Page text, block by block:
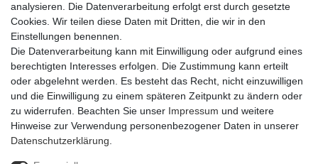
analysieren. Die Datenverarbeitung erfolgt erst durch gesetzte
Cookies. Wir teilen diese Daten mit Dritten, die wir in den
Einstellungen benennen.
Die Datenverarbeitung kann mit Einwilligung oder aufgrund eines
berechtigten Interesses erfolgen. Die Zustimmung kann erteilt
oder abgelehnt werden. Es besteht das Recht, nicht einzuwilligen
und die Einwilligung zu einem späteren Zeitpunkt zu ändern oder
zu widerrufen. Beachten Sie unser Impressum und weitere
Hinweise zur Verwendung personenbezogener Daten in unserer
Daten­schutz­erklärung